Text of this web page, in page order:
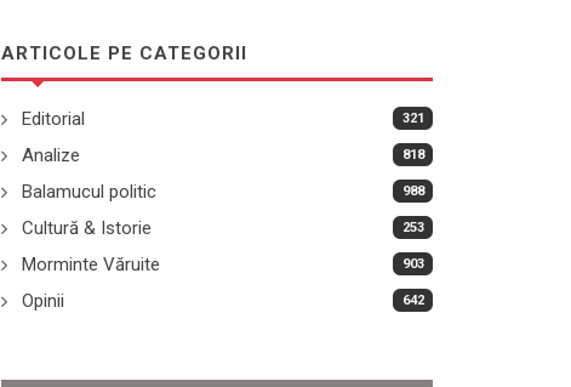
ARTICOLE PE CATEGORII
Editorial 321
Analize 818
Balamucul politic 988
Cultură & Istorie 253
Morminte Văruite 903
Opinii 642